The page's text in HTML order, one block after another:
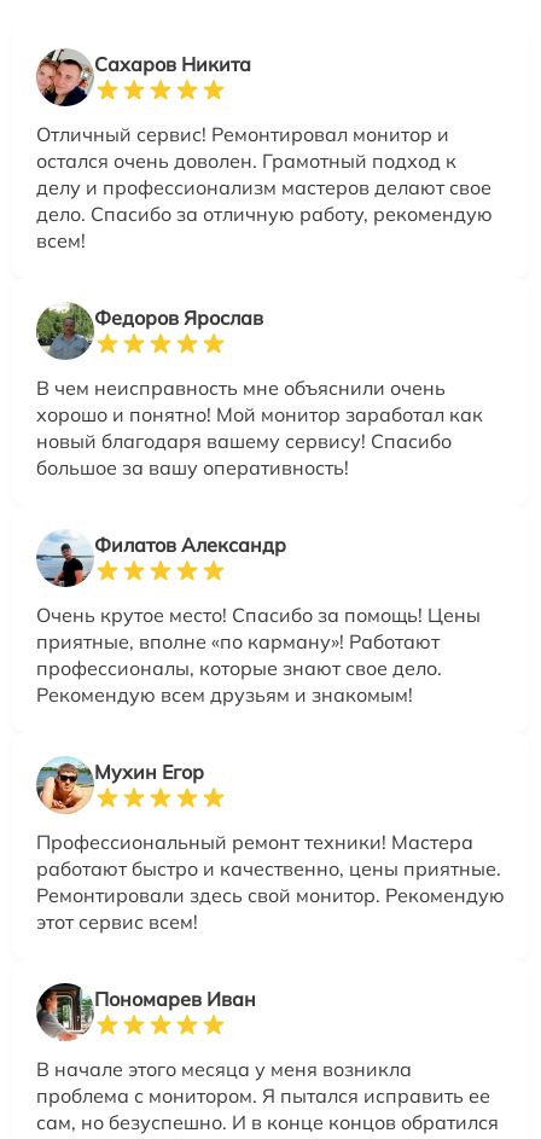
Сахаров Никита
Отличный сервис! Ремонтировал монитор и
остался очень доволен. Грамотный подход к
делу и профессионализм мастеров делают свое
дело. Спасибо за отличную работу, рекомендую
всем!
Федоров Ярослав
В чем неисправность мне объяснили очень
хорошо и понятно! Мой монитор заработал как
новый благодаря вашему сервису! Спасибо
большое за вашу оперативность!
Филатов Александр
Очень крутое место! Спасибо за помощь! Цены
приятные, вполне «по карману»! Работают
профессионалы, которые знают свое дело.
Рекомендую всем друзьям и знакомым!
Мухин Егор
Профессиональный ремонт техники! Мастера
работают быстро и качественно, цены приятные.
Ремонтировали здесь свой монитор. Рекомендую
этот сервис всем!
Пономарев Иван
В начале этого месяца у меня возникла
проблема с монитором. Я пытался исправить ее
сам, но безуспешно. И в конце концов обратился